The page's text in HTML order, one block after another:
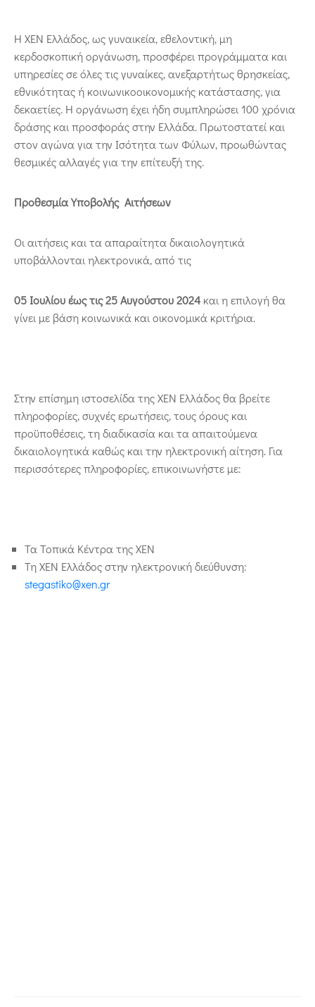
Η ΧΕΝ Ελλάδος, ως γυναικεία, εθελοντική, μη
κερδοσκοπική οργάνωση, προσφέρει προγράμματα και
υπηρεσίες σε όλες τις γυναίκες, ανεξαρτήτως θρησκείας,
εθνικότητας ή κοινωνικοοικονομικής κατάστασης, για
δεκαετίες. Η οργάνωση έχει ήδη συμπληρώσει 100 χρόνια
δράσης και προσφοράς στην Ελλάδα. Πρωτοστατεί και
στον αγώνα για την Ισότητα των Φύλων, προωθώντας
θεσμικές αλλαγές για την επίτευξή της.
Προθεσμία Υποβολής Αιτήσεων
Οι αιτήσεις και τα απαραίτητα δικαιολογητικά
υποβάλλονται ηλεκτρονικά, από τις
05 Ιουλίου έως τις 25 Αυγούστου 2024 και η επιλογή θα
γίνει με βάση κοινωνικά και οικονομικά κριτήρια.
Στην επίσημη ιστοσελίδα της ΧΕΝ Ελλάδος θα βρείτε
πληροφορίες, συχνές ερωτήσεις, τους όρους και
προϋποθέσεις, τη διαδικασία και τα απαιτούμενα
δικαιολογητικά καθώς και την ηλεκτρονική αίτηση. Για
περισσότερες πληροφορίες, επικοινωνήστε με:
Τα Τοπικά Κέντρα της ΧΕΝ
Τη ΧΕΝ Ελλάδος στην ηλεκτρονική διεύθυνση:
stegastiko@xen.gr